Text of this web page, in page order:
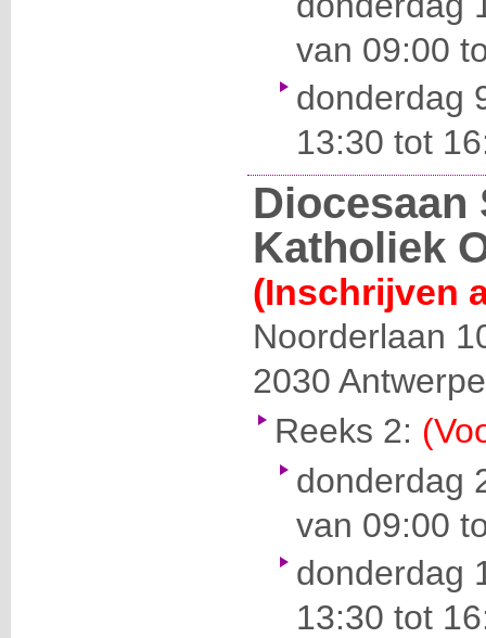
van 09:00
donderdag
13:30 tot
Diocesaan
Katholiek
(Inschrijven
Noorderlaan
2030
Reeks 2:
donderdag
van 09:00
donderdag
13:30 tot